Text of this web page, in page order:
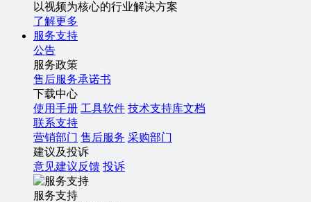
以视频为核心的行业解决方案
了解更多
服务支持
公告
服务政策
售后服务承诺书
下载中心
使用手册 工具软件 技术支持库文档
联系支持
营销部门 售后服务 采购部门
建议及投诉
意见建议反馈 投诉
服务支持